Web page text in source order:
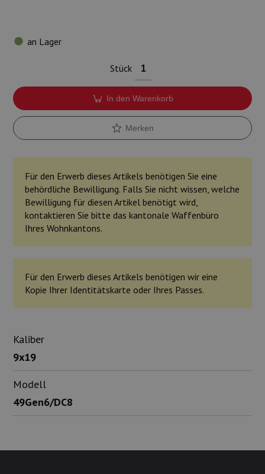
an Lager
Stück
In den Warenkorb
Merken
Für den Erwerb dieses Artikels benötigen Sie eine
behördliche Bewilligung. Falls Sie nicht wissen, welche
Bewilligung für diesen Artikel benötigt wird,
kontaktieren Sie bitte das kantonale Waffenbüro
Ihres Wohnkantons.
Für den Erwerb dieses Artikels benötigen wir eine
Kopie Ihrer Identitätskarte oder Ihres Passes.
Kaliber
9x19
Modell
49Gen6/DC8